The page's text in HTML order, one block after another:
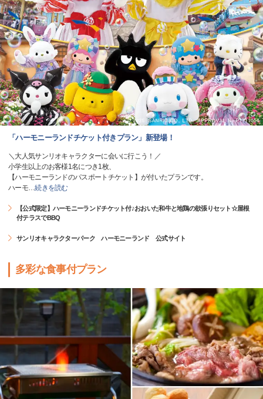
「ハーモニーランドチケット付きプラン」新登場！
＼大人気サンリオキャラクターに会いに行こう！／
小学生以上のお客様1名につき1枚、
【ハーモニーランドのパスポートチケット】が付いたプランです。
ハーモ…続きを読む
【公式限定】ハーモニーランドチケット付♪おおいた和牛と地鶏の欲張りセット☆屋根
付テラスでBBQ
サンリオキャラクターパーク ハーモニーランド 公式サイト
多彩な食事付プラン